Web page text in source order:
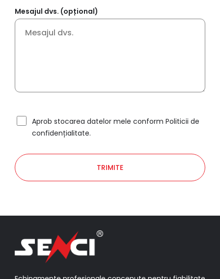
Mesajul dvs. (opțional)
Aprob stocarea datelor mele conform Politicii de
confidențialitate.